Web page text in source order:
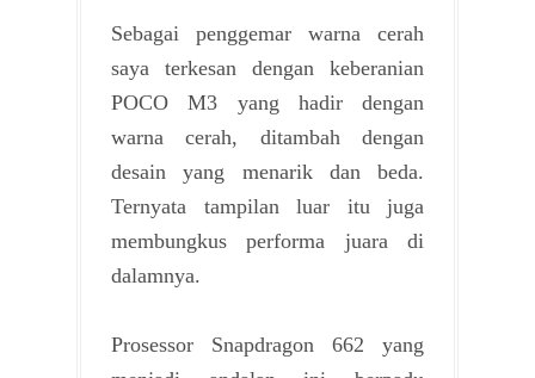
Sebagai penggemar warna cerah
saya terkesan dengan keberanian
POCO M3 yang hadir dengan
warna cerah, ditambah dengan
desain yang menarik dan beda.
Ternyata tampilan luar itu juga
membungkus performa juara di
dalamnya.
Prosessor Snapdragon 662 yang